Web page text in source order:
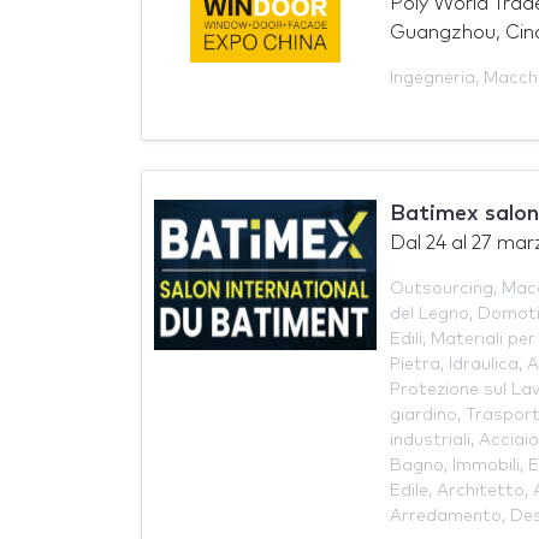
Guangzhou,
Ingegneria,
Batimex
Dal 24al 27
Outsourcing,
del Legno,
Edili, Materiali per
Pietra, Idraulica,
Protezione sul
giardino,
industriali, Acciaio
Bagno, Immobili,
Edile, Architetto,
Arredamento,